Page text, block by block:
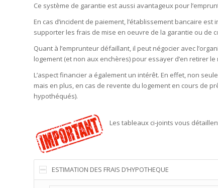
Ce système de garantie est aussi avantageux pour
En cas d’incident de paiement, l’établissement bancaire
supporter les frais de mise en oeuvre de la garantie ou de
Quant à l’emprunteur défaillant, il peut négocier avec
logement (et non aux enchères) pour essayer d’en retirer le
L’aspect financier a également un intérêt. En effet, non
mais en plus, en cas de revente du logement en cours de
hypothéqués).
Les tableaux ci-joints vous
ESTIMATION DES FRAIS D’HYPOTHEQUE